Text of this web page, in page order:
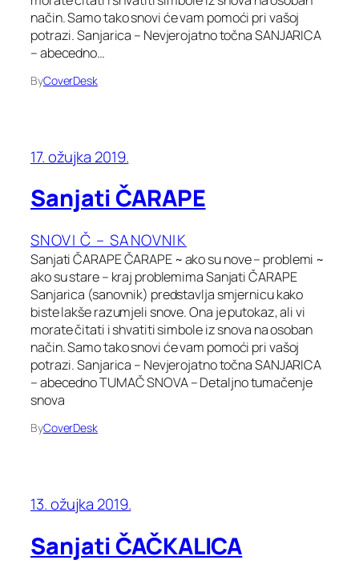
način. Samo tako snovi će vam pomoći pri vašoj
potrazi. Sanjarica – Nevjerojatno točna SANJARICA
– abecedno…
ByCoverDesk
17. ožujka 2019.
Sanjati ČARAPE
SNOVI Č – SANOVNIK
Sanjati ČARAPE ČARAPE ~ ako su nove – problemi ~
ako su stare – kraj problemima Sanjati ČARAPE
Sanjarica (sanovnik) predstavlja smjernicu kako
biste lakše razumjeli snove. Ona je putokaz, ali vi
morate čitati i shvatiti simbole iz snova na osoban
način. Samo tako snovi će vam pomoći pri vašoj
potrazi. Sanjarica – Nevjerojatno točna SANJARICA
– abecedno TUMAČ SNOVA – Detaljno tumačenje
snova
ByCoverDesk
13. ožujka 2019.
Sanjati ČAČKALICA